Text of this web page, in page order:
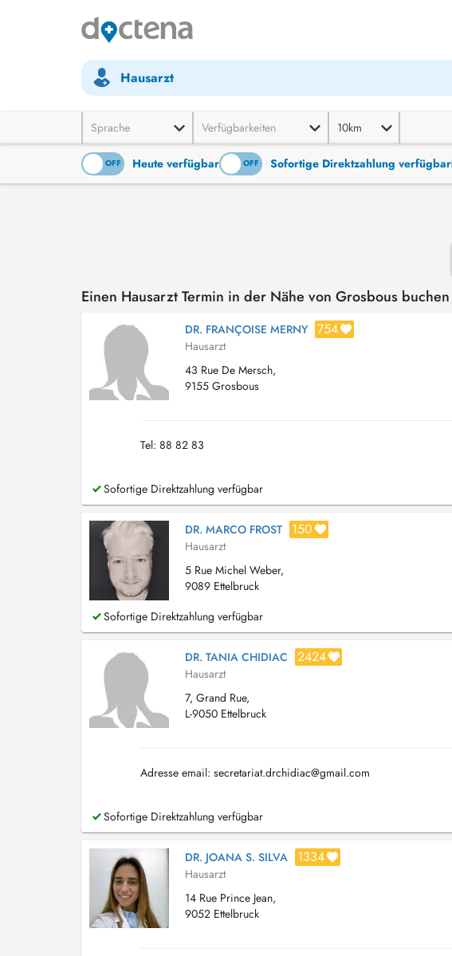
Hausarzt
Sprache Verfügbarkeiten 10km
OFF Heute verfügbar
ON OFF Sofortige Direktzahlung verfügbar
ON
Einen Hausarzt Termin in der Nähe von Grosbous buchen
DR. FRANÇOISE MERNY 754
Hausarzt
43 Rue De Mersch,
9155 Grosbous
Tel: 88 82 83
Sofortige Direktzahlung verfügbar
DR. MARCO FROST 150
Hausarzt
5 Rue Michel Weber,
9089 Ettelbruck
Sofortige Direktzahlung verfügbar
DR. TANIA CHIDIAC 2424
Hausarzt
7, Grand Rue,
L-9050 Ettelbruck
Adresse email: secretariat.drchidiac@gmail.com
Sofortige Direktzahlung verfügbar
DR. JOANA S. SILVA 1334
Hausarzt
14 Rue Prince Jean,
9052 Ettelbruck